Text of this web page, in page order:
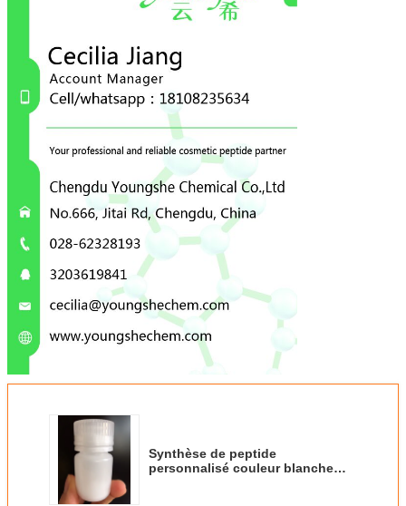
Synthèse de peptide
personnalisé couleur blanche